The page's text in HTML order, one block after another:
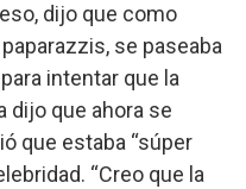
dijo que como
se paseaba
intentar que la
dijo que ahora se
que estaba “súper
“Creo que la